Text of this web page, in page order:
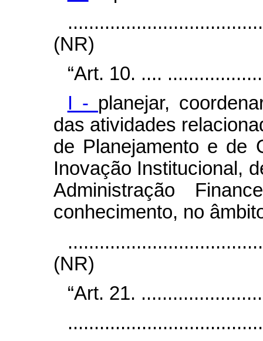
(NR)
“Art. 10. ....
I - planejar,
das atividades
de Planejamento e de
Inovação Institucional,
Administração
conhecimento, no
(NR)
“Art. 21.